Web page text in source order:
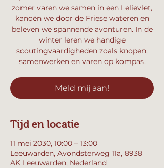
zomer varen we samen in een Lelievlet,
kanoën we door de Friese wateren en
beleven we spannende avonturen. In de
winter leren we handige
scoutingvaardigheden zoals knopen,
samenwerken en varen op kompas.
Meld mij aan!
Tijd en locatie
11 mei 2030, 10:00 – 13:00
Leeuwarden, Avondsterweg 11a, 8938
AK Leeuwarden, Nederland